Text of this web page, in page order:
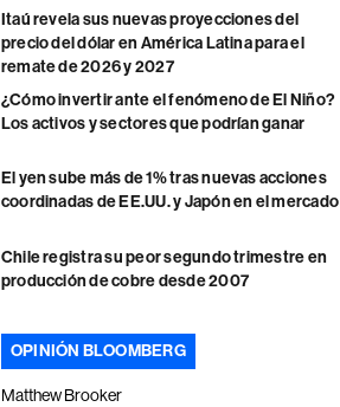
Itaú revela sus nuevas proyecciones del
precio del dólar en América Latina para el
remate de 2026 y 2027
¿Cómo invertir ante el fenómeno de El Niño?
Los activos y sectores que podrían ganar
El yen sube más de 1% tras nuevas acciones
coordinadas de EE.UU. y Japón en el mercado
Chile registra su peor segundo trimestre en
producción de cobre desde 2007
OPINIÓN BLOOMBERG
Matthew Brooker